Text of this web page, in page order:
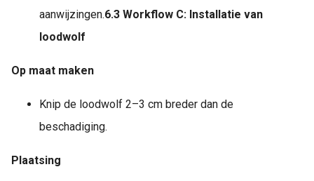
aanwijzingen.6.3 Workflow C: Installatie van
loodwolf
Op maat maken
Knip de loodwolf 2–3 cm breder dan de
beschadiging.
Plaatsing